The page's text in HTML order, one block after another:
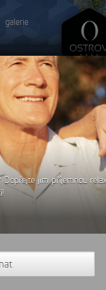
galerie
jim příjemnou